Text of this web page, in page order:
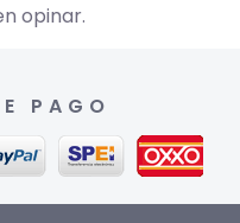
opinar.
PAGO